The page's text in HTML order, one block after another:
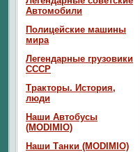
Автомобили
Полицейские машины
мира
Легендарные грузовики
СССР
Тракторы. История,
люди
Наши Автобусы
(MODIMIO)
Наши Танки (MODIMIO)